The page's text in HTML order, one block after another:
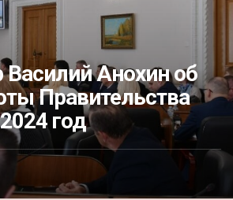
Дома культуры
Василий Анохин об
Правительства
год